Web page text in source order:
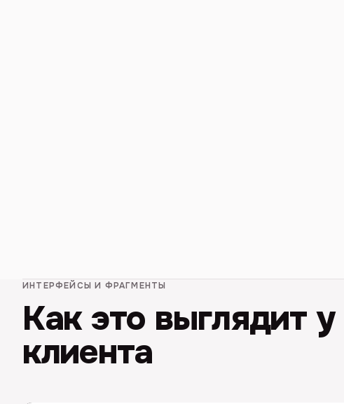
ИНТЕРФЕЙСЫ И ФРАГМЕНТЫ
Как это выглядит у
клиента